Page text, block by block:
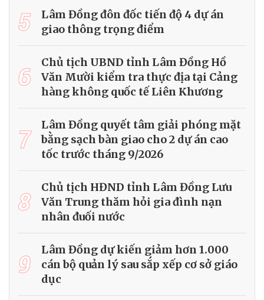
5
Lâm Đồng đôn đốc tiến độ 4 dự án
giao thông trọng điểm
6
Chủ tịch UBND tỉnh Lâm Đồng Hồ
Văn Mười kiểm tra thực địa tại Cảng
hàng không quốc tế Liên Khương
7
Lâm Đồng quyết tâm giải phóng mặt
bằng sạch bàn giao cho 2 dự án cao
tốc trước tháng 9/2026
8
Chủ tịch HĐND tỉnh Lâm Đồng Lưu
Văn Trung thăm hỏi gia đình nạn
nhân đuối nước
9
Lâm Đồng dự kiến giảm hơn 1.000
cán bộ quản lý sau sắp xếp cơ sở giáo
dục